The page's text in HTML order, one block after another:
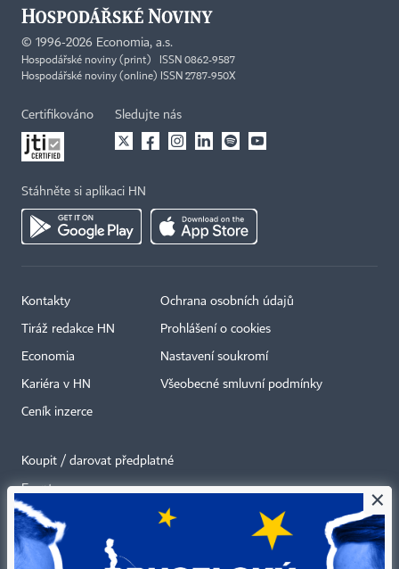
© 1996-2026 Economia, a.s.
Hospodářské noviny (print) ISSN 0862-9587
Hospodářské noviny (online) ISSN 2787-950X
Certifikováno Sledujte nás
Stáhněte si aplikaci HN
Kontakty
Tiráž redakce HN
Economia
Kariéra v HN
Ceník inzerce
Ochrana osobních údajů
Prohlášení o cookies
Nastavení soukromí
Všeobecné smluvní podmínky
Koupit / darovat předplatné
Eventy
Newslettery
RSS kanály
×